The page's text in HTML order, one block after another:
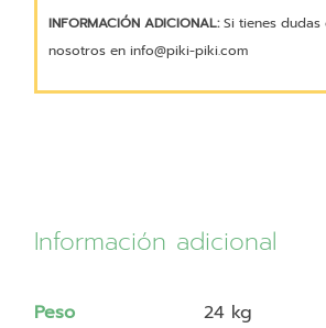
INFORMACIÓN ADICIONAL:Si tienes
nosotros en info@piki-piki.com
Información adicional
Peso
24 kg